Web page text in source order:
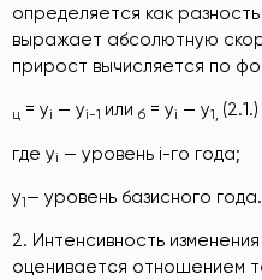
определяется как
выражает абсолютную
прирост вычисляется по
ц = yi — yi-1 или б = yi — y1, (2.1.)
где yi — уровень i-го года;
y1— уровень базисного года.
2. Интенсивность
оценивается отношением